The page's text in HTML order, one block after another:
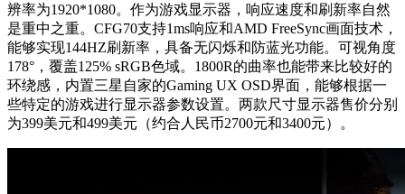
辨率为1920*1080。作为游戏显示器，响应速度和刷新率自然
是重中之重。CFG70支持1ms响应和AMD FreeSync画面技术，
能够实现144HZ刷新率，具备无闪烁和防蓝光功能。可视角度
178°，覆盖125% sRGB色域。1800R的曲率也能带来比较好的
环绕感，内置三星自家的Gaming UX OSD界面，能够根据一
些特定的游戏进行显示器参数设置。两款尺寸显示器售价分别
为399美元和499美元（约合人民币2700元和3400元）。